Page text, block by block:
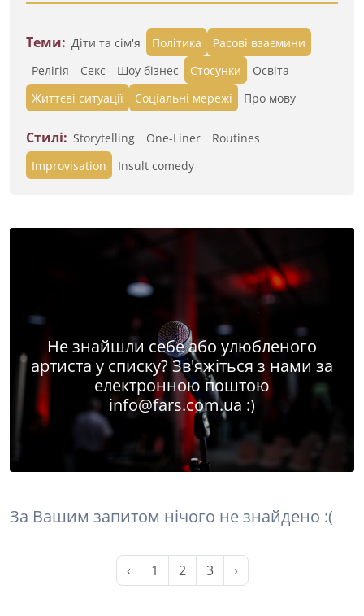
Теми: Діти та сім'я Політика
Расові взаємини
Релігія
Секс Шоу бізнес Стосунки
Освіта
Життєві ситуації
Cоціальні мережі Про мову
Стилі: Storytelling One-Liner
Routines
Improvisation
Insult comedy
Не знайшли себе або улюбленого
артиста у списку? Зв'яжіться з нами за
електронною поштою
info@fars.com.ua :)
За Вашим запитом нічого не знайдено :(
‹ 1 2 3 ›